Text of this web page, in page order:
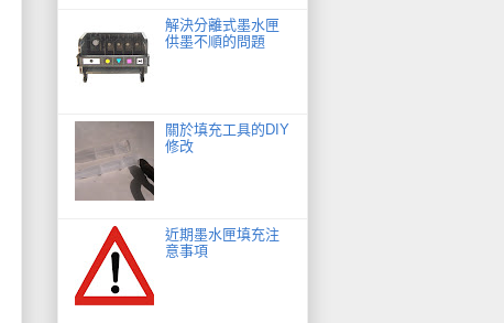
解決分離式墨水匣
供墨不順的問題
關於填充工具的DIY
修改
近期墨水匣填充注
意事項